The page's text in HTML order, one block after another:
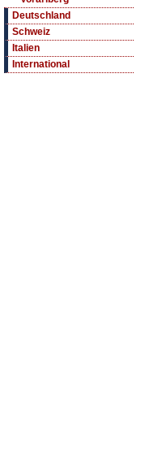
Deutschland
Schweiz
Italien
International